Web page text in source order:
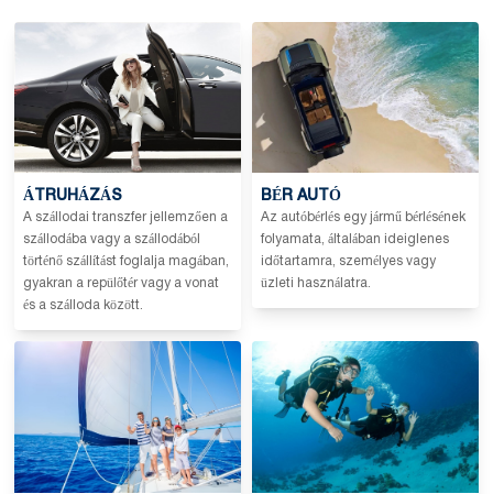
A takarításért vagy a károkozásért felár fizetendő.
Kártérítési kaució:
Bejelentkezéskor nem kell kauciót fizetni.
Háziállatok után vagy különleges feltételek esetén
felár fizetendő.
ÁTRUHÁZÁS
A szállodai transzfer jellemzően a
szállodába vagy a szállodából
történő szállítást foglalja magában,
gyakran a repülőtér vagy a vonat
és a szálloda között.
BÉR AUTÓ
Az autóbérlés egy jármű bérlésének
folyamata, általában ideiglenes
időtartamra, személyes vagy
üzleti használatra.